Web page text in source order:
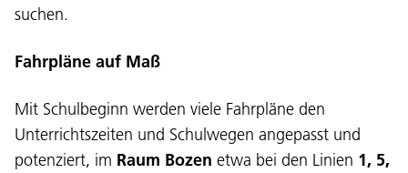
suchen.
Fahrpläne auf Maß
Mit Schulbeginn werden viele Fahrpläne den
Unterrichtszeiten und Schulwegen angepasst und
potenziert, im Raum Bozen etwa bei den Linien 1, 5,